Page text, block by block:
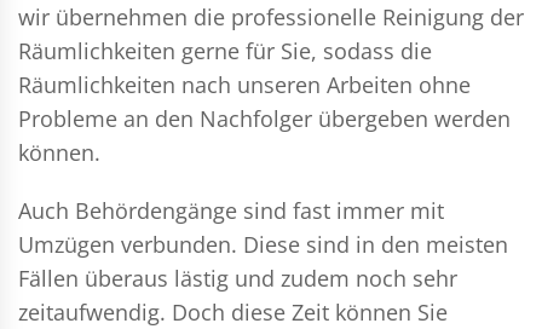
wir übernehmen die professionelle Reinigung der
Räumlichkeiten gerne für Sie, sodass die
Räumlichkeiten nach unseren Arbeiten ohne
Probleme an den Nachfolger übergeben werden
können.
Auch Behördengänge sind fast immer mit
Umzügen verbunden. Diese sind in den meisten
Fällen überaus lästig und zudem noch sehr
zeitaufwendig. Doch diese Zeit können Sie